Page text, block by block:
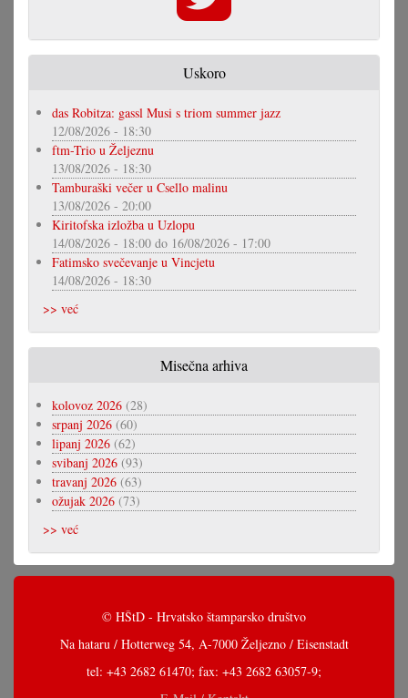
Uskoro
das Robitza: gassl Musi s triom summer jazz
12/08/2026 - 18:30
ftm-Trio u Željeznu
13/08/2026 - 18:30
Tamburaški večer u Csello malinu
13/08/2026 - 20:00
Kiritofska izložba u Uzlopu
14/08/2026 - 18:00 do 16/08/2026 - 17:00
Fatimsko svečevanje u Vincjetu
14/08/2026 - 18:30
>> već
Misečna arhiva
kolovoz 2026 (28)
srpanj 2026 (60)
lipanj 2026 (62)
svibanj 2026 (93)
travanj 2026 (63)
ožujak 2026 (73)
>> već
© HŠtD - Hrvatsko štamparsko društvo
Na hataru / Hotterweg 54, A-7000 Željezno / Eisenstadt
tel: +43 2682 61470; fax: +43 2682 63057-9;